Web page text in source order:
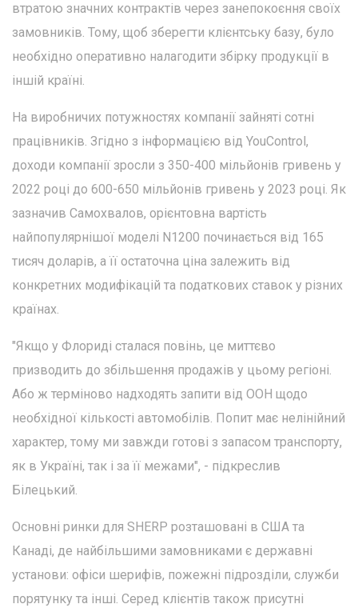
втратою значних контрактів через занепокоєння своїх
замовників. Тому, щоб зберегти клієнтську базу, було
необхідно оперативно налагодити збірку продукції в
іншій країні.
На виробничих потужностях компанії зайняті сотні
працівників. Згідно з інформацією від YouControl,
доходи компанії зросли з 350-400 мільйонів гривень у
2022 році до 600-650 мільйонів гривень у 2023 році. Як
зазначив Самохвалов, орієнтовна вартість
найпопулярнішої моделі N1200 починається від 165
тисяч доларів, а її остаточна ціна залежить від
конкретних модифікацій та податкових ставок у різних
країнах.
"Якщо у Флориді сталася повінь, це миттєво
призводить до збільшення продажів у цьому регіоні.
Або ж терміново надходять запити від ООН щодо
необхідної кількості автомобілів. Попит має нелінійний
характер, тому ми завжди готові з запасом транспорту,
як в Україні, так і за її межами", - підкреслив
Білецький.
Основні ринки для SHERP розташовані в США та
Канаді, де найбільшими замовниками є державні
установи: офіси шерифів, пожежні підрозділи, служби
порятунку та інші. Серед клієнтів також присутні